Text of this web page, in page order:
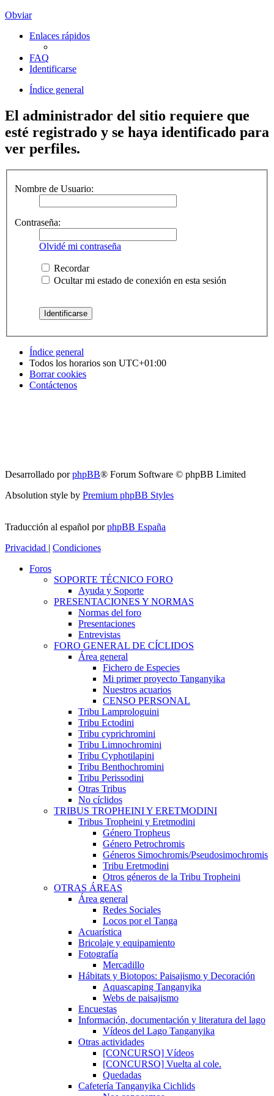
Obviar
Enlaces rápidos
FAQ
Identificarse
Índice general
El administrador del sitio requiere que
esté registrado y se haya identificado para
ver perfiles.
Nombre de Usuario:
Contraseña:
Olvidé mi contraseña
Recordar
Ocultar mi estado de conexión en esta sesión
Índice general
Todos los horarios son UTC+01:00
Borrar cookies
Contáctenos
Desarrollado porphpBB® Forum Software © phpBB Limited
Absolution style by Premium phpBB Styles
Traducción al español porphpBB España
Privacidad | Condiciones
Foros
SOPORTE TÉCNICO FORO
Ayuda y Soporte
PRESENTACIONES Y NORMAS
Normas del foro
Presentaciones
Entrevistas
FORO GENERAL DE CÍCLIDOS
Área general
Fichero de Especies
Mi primer proyecto Tanganyika
Nuestros acuarios
CENSO PERSONAL
Tribu Lamprologuini
Tribu Ectodini
Tribu cyprichromini
Tribu Limnochromini
Tribu Cyphotilapini
Tribu Benthochromini
Tribu Perissodini
Otras Tribus
No cíclidos
TRIBUS TROPHEINI Y ERETMODINI
Tribus Tropheini y Eretmodini
Género Tropheus
Género Petrochromis
Géneros Simochromis/Pseudosimochromis
Tribu Eretmodini
Otros géneros de la Tribu Tropheini
OTRAS ÁREAS
Área general
Redes Sociales
Locos por el Tanga
Acuarística
Bricolaje y equipamiento
Fotografía
Mercadillo
Hábitats y Biotopos: Paisajismo y Decoración
Aquascaping Tanganyika
Webs de paisajismo
Encuestas
Información, documentación y literatura del lago
Vídeos del Lago Tanganyika
Otras actividades
[CONCURSO] Vídeos
[CONCURSO] Vuelta al cole.
Quedadas
Cafetería Tanganyika Cichlids